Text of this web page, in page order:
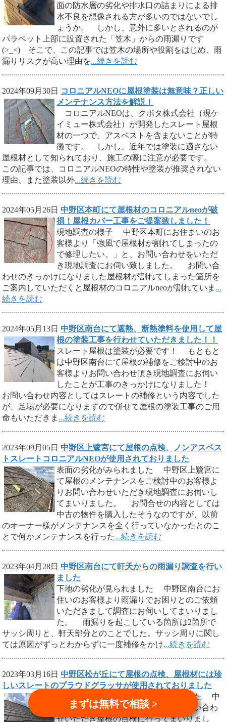
面の防水層の劣化や排水口の詰まりによる排
水不良を想像される方が多いのではないでし
ょうか。 しかし、意外に多いとされるのが
パラペット上部に設置された「笠木」からの雨漏りです
(>_<) そこで、この記事では笠木の場所や役割をはじめ、雨
漏りリスクが高い理由を...続きを読む
2024年09月30日 コロニアルNEOに屋根塗装は無意味？正しい
メンテナンス方法を解説！
コロニアルNEOは、クボタ株式会社（現ケ
イミュー株式会社）が開発したスレート屋根
材の一つで、アスベストを含まないことが特
徴です。 しかし、近年では塗装に適さない
屋根材として知られており、施工の際に注意が必要です。
この記事では、コロニアルNEOの特性や塗装が推奨されない
理由、また塗装以外...続きを読む
2024年05月26日 中野区本町にて屋根材のコロニアルneoが破
損！屋根カバー工事をご提案致しました！
現地調査の様子 中野区本町にお住まいのお
客様より「強風で屋根材が割れてしまったの
で修理したい。」と、お問い合わせをいただ
き現地調査にお伺い致しました。 お問い合
わせのきっかけになりました屋根材が割れてしまった箇所を
ご案内していただくと屋根材のコロニアルneoが割れていま ...
続きを読む
2024年05月13日 中野区南台にて遮熱、断熱塗料を使用して屋
根の塗装工事を行わせていただきました！！
スレート屋根は塗装が必要です！ もともと
は中野区南台にて屋根の補修をご検討中のお
客様よりお問い合わせ頂き現地調査にお伺い
したことが工事のきっかけになりました！
お問い合わせ内容としてはスレートの補修という内容でした
が、足場が必要になりますので併せて屋根の塗装工事のご用
命もいただきま ...続きを読む
2023年09月05日 中野区上鷺宮にて屋根の点検、ノンアスベス
トスレートコロニアルNEOが使用されておりました
表面の劣化がみられました 中野区上鷺宮に
て屋根のメンテナンスをご検討中のお客様よ
りお問い合わせいただき現地調査にお伺いし
てまいりました。 お問合せの内容としては
中古の物件を購入したそうなのですが、以前
のオーナー様がメンテナンスを全く行っていなかったとのこ
とで何かメンテナンスを行った...続きを読む
2023年04月28日 中野区南台にて軒天からの雨漏り調査を行い
ました
下地の劣化が見られました 中野区南台にお
住いのお客様より雨漏りでお困りとのご依頼
いただきまして調査にお伺いしてまいりまし
た。 雨漏りを起こしている箇所は2箇所で
サッシ周りと、軒天部分とのことでした。サッシ周りに関し
ては原因がずっとわからずに一度補修をかけ...続きを読む
2023年03月16日 中野区松が丘にて屋根の点検、屋根材には珍
しいスレートのプラウドグラッサが使用されておりました
珍しいスレートが使用されておりました 中
野区松が丘にお住いのお客様よりお問い合わ
せいただき屋根の点検に行ってまいりまし
まずは無料で相談 >